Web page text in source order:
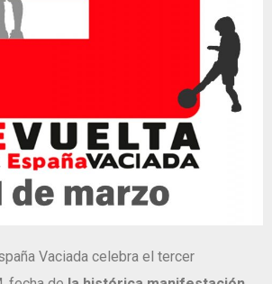
Vaciada celebra el tercer